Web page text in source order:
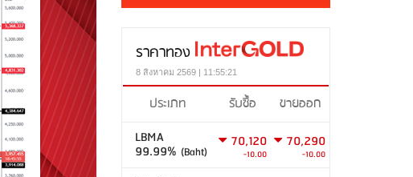
ราคาทอง
8 สิงหาคม 2569 | 11:55:21
ประเภท รับซื้อ
ขายออก
LBMA
99.99% (Baht)
70,120
-10.00
70,290
-10.00